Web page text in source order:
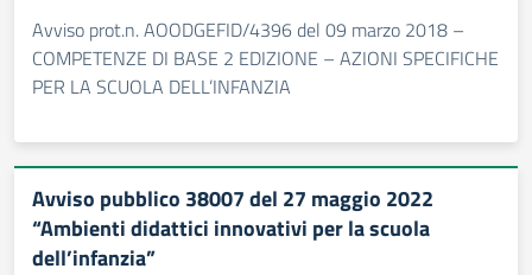
Avviso prot.n. AOODGEFID/4396 del 09 marzo 2018 –
COMPETENZE DI BASE 2 EDIZIONE – AZIONI SPECIFICHE
PER LA SCUOLA DELL’INFANZIA
Avviso pubblico 38007 del 27 maggio 2022
“Ambienti didattici innovativi per la scuola
dell’infanzia”